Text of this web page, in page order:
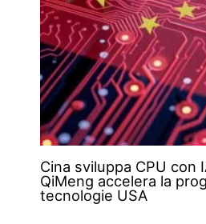
Cina sviluppa CPU con
QiMeng accelera la
tecnologie USA